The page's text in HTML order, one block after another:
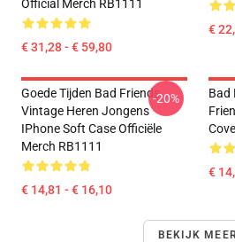
Official Merch RB1111
€ 31,28 - € 59,80
€
Goede Tijden Bad Friends
Vintage Heren Jongens
IPhone Soft Case Officiële
Merch RB1111
€ 14,81 - € 16,10
-20%
Bad
€
BEKIJK